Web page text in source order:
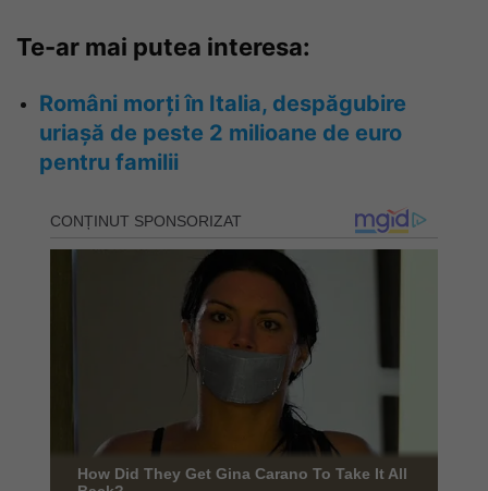
Te-ar mai putea interesa:
Români morți în Italia, despăgubire
uriașă de peste 2 milioane de euro
pentru familii